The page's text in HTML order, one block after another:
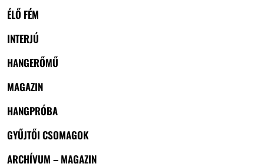
ÉLŐ FÉM
INTERJÚ
HANGERŐMŰ
MAGAZIN
HANGPRÓBA
GYŰJTŐI CSOMAGOK
ARCHÍVUM – MAGAZIN